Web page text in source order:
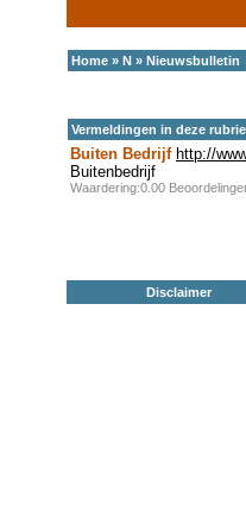
Home » N » Nieuwsbulletin
Vermeldingen in deze
Buiten Bedrijf http://
Buitenbedrijf
Waardering:0.00
Disclaimer